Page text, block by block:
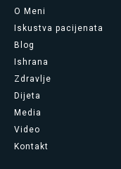
O Meni
Iskustva pacijenata
Blog
Ishrana
Zdravlje
Dijeta
Media
Video
Kontakt